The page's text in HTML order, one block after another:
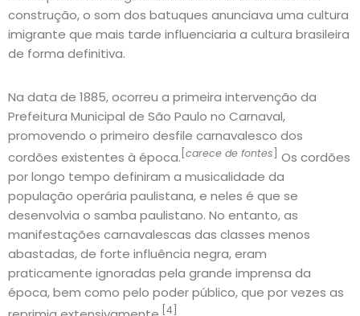
construção, o som dos batuques anunciava uma cultura
imigrante que mais tarde influenciaria a cultura brasileira
de forma definitiva.
Na data de 1885, ocorreu a primeira intervenção da
Prefeitura Municipal de São Paulo no Carnaval,
promovendo o primeiro desfile carnavalesco dos
cordões existentes à época. carece de fontes
Os cordões
por longo tempo definiram a musicalidade da
população operária paulistana, e neles é que se
desenvolvia o samba paulistano. No entanto, as
manifestações carnavalescas das classes menos
abastadas, de forte influência negra, eram
praticamente ignoradas pela grande imprensa da
época, bem como pelo poder público, que por vezes as
[4]